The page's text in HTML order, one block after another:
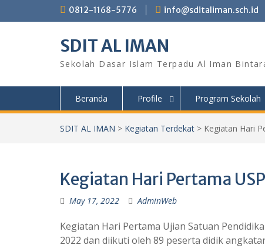
0812-1168-5776 info@sditaliman.sch.id
SDIT AL IMAN
Sekolah Dasar Islam Terpadu Al Iman
Beranda Profile Program Sekolah
SDIT AL IMAN > Kegiatan Terdekat > Kegiatan Hari
Kegiatan Hari Pertama
May 17, 2022 AdminWeb
Kegiatan Hari Pertama Ujian Satuan
2022 dan diikuti oleh 89 peserta didik